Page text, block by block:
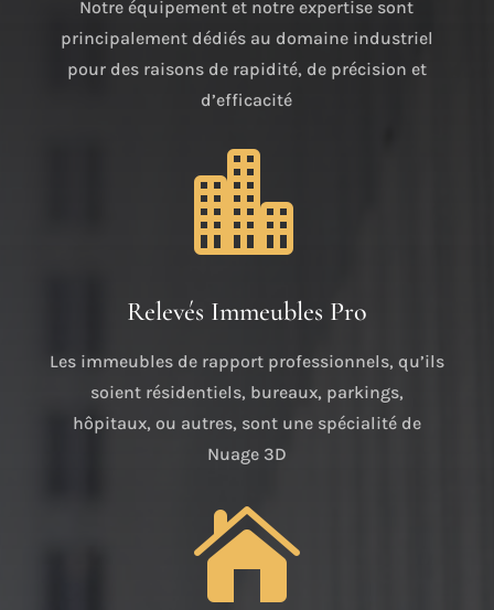
Notre équipement et notre expertise sont
principalement dédiés au domaine industriel
pour des raisons de rapidité, de précision et
d’efficacité

Relevés Immeubles Pro
Les immeubles de rapport professionnels, qu’ils
soient résidentiels, bureaux, parkings,
hôpitaux, ou autres, sont une spécialité de
Nuage 3D
